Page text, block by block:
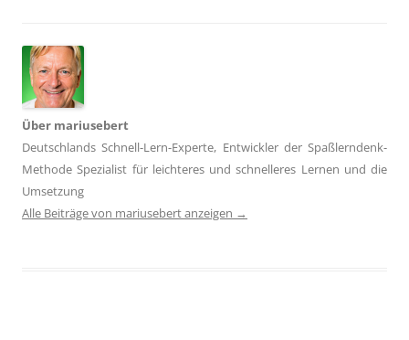
Über mariusebert
Deutschlands Schnell-Lern-Experte, Entwickler der Spaßlerndenk-
Methode Spezialist für leichteres und schnelleres Lernen und die
Umsetzung
Alle Beiträge von mariusebert anzeigen →